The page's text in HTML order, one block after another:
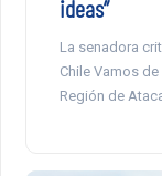
ideas”
La senadora
Chile Vamos
Región de